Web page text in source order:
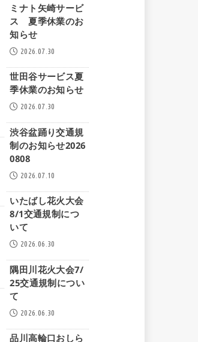
ミナト矢崎サービ
ス 夏季休業のお
知らせ
2026.07.30
世田谷サービス夏
季休業のお知らせ
2026.07.30
渋谷盆踊り交通規
制のお知らせ2026
0808
2026.07.10
いたばし花火大会
8/1交通規制につ
いて
2026.06.30
隅田川花火大会7/
25交通規制につい
て
2026.06.30